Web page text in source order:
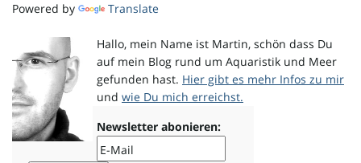
Powered by Translate
Hallo, mein Name ist Martin, schön dass Du
auf mein Blog rund um Aquaristik und Meer
gefunden hast. Hier gibt es mehr Infos zu mir
und wie Du mich erreichst.
Newsletter abonieren: